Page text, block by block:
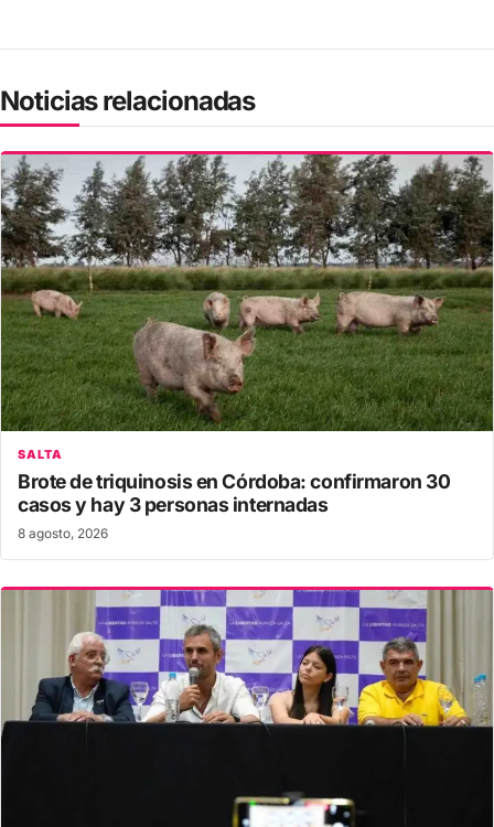
Noticias relacionadas
SALTA
Brote de triquinosis en Córdoba: confirmaron 30
casos y hay 3 personas internadas
8 agosto, 2026